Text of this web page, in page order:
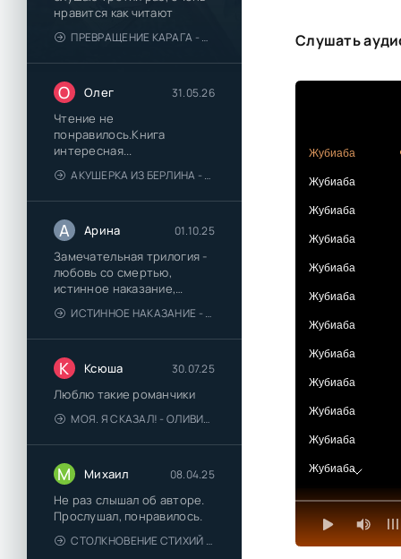
нравится как читают
ПРЕВРАЩЕНИЕ КАРАГА - КАТЯ БРАНДИС
О Олег 31.05.26
Чтение не
понравилось.Книга
интересная...
АКУШЕРКА ИЗ БЕРЛИНА - АННА СТЮАРТ
А Арина 01.10.25
Замечательная трилогия -
любовь со смертью,
истинное наказание,
любимая для монстра -
понравились
ИСТИННОЕ НАКАЗАНИЕ - ОЛЬГА ГУСЕЙНОВА
К Ксюша 30.07.25
Люблю такие романчики
МОЯ. Я СКАЗАЛ! - ОЛИВИЯ ЛЕЙК
М Михаил 08.04.25
Не раз слышал об авторе.
Прослушал, понравилось.
СТОЛКНОВЕНИЕ СТИХИЙ - ВАЛЕРИЙ ГУМИНСКИЙ
Слушать
Жубиаба
Жубиаба
Жубиаба
Жубиаба
Жубиаба
Жубиаба
Жубиаба
Жубиаба
Жубиаба
Жубиаба
Жубиаба
Жубиаба
Жубиаба
Жубиаба